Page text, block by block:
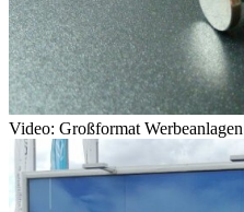
Video: Großformat Werbeanlagen